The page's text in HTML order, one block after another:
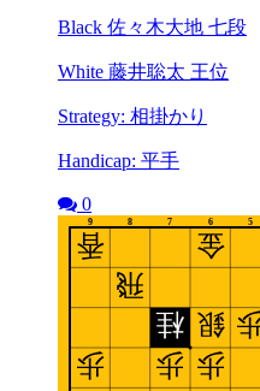
Black 佐々木大地 七段
White 藤井聡太 王位
Strategy: 相掛かり
Handicap: 平手
0